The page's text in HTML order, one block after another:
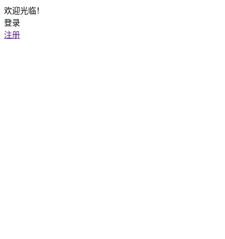
欢迎光临！
登录
注册